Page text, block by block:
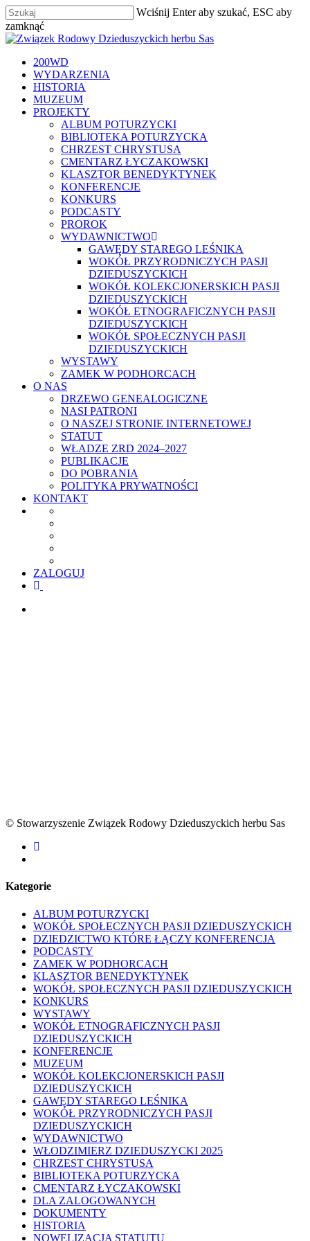
Skip
to
main
Wciśnij Enter aby szukać, ESC aby
zamknąć
Zamknij
szukaj
Menu
200WD
WYDARZENIA
HISTORIA
MUZEUM
PROJEKTY
ALBUM POTURZYCKI
BIBLIOTEKA POTURZYCKA
CHRZEST CHRYSTUSA
CMENTARZ ŁYCZAKOWSKI
KLASZTOR BENEDYKTYNEK
KONFERENCJE
KONKURS
PODCASTY
PROROK
WYDAWNICTWO
GAWĘDY STAREGO LEŚNIKA
WOKÓŁ PRZYRODNICZYCH PASJI
DZIEDUSZYCKICH
WOKÓŁ KOLEKCJONERSKICH PASJI
DZIEDUSZYCKICH
WOKÓŁ ETNOGRAFICZNYCH PASJI
DZIEDUSZYCKICH
WOKÓŁ SPOŁECZNYCH PASJI
DZIEDUSZYCKICH
WYSTAWY
ZAMEK W PODHORCACH
O NAS
DRZEWO GENEALOGICZNE
NASI PATRONI
O NASZEJ STRONIE INTERNETOWEJ
STATUT
WŁADZE ZRD 2024–2027
PUBLIKACJE
DO POBRANIA
POLITYKA PRYWATNOŚCI
KONTAKT
ZALOGUJ
facebook
© Stowarzyszenie Związek Rodowy Dzieduszyckich herbu Sas
facebook
Kategorie
ALBUM POTURZYCKI
WOKÓŁ SPOŁECZNYCH PASJI DZIEDUSZYCKICH
DZIEDZICTWO KTÓRE ŁĄCZY KONFERENCJA
PODCASTY
ZAMEK W PODHORCACH
KLASZTOR BENEDYKTYNEK
WOKÓŁ SPOŁECZNYCH PASJI DZIEDUSZYCKICH
KONKURS
WYSTAWY
WOKÓŁ ETNOGRAFICZNYCH PASJI
DZIEDUSZYCKICH
KONFERENCJE
MUZEUM
WOKÓŁ KOLEKCJONERSKICH PASJI
DZIEDUSZYCKICH
GAWĘDY STAREGO LEŚNIKA
WOKÓŁ PRZYRODNICZYCH PASJI
DZIEDUSZYCKICH
WYDAWNICTWO
WŁODZIMIERZ DZIEDUSZYCKI 2025
CHRZEST CHRYSTUSA
BIBLIOTEKA POTURZYCKA
CMENTARZ ŁYCZAKOWSKI
DLA ZALOGOWANYCH
DOKUMENTY
HISTORIA
NOWELIZACJA STATUTU